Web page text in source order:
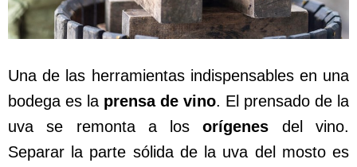
Una de las herramientas indispensables en una
bodega es la prensa de vino. El prensado de la
uva se remonta a losorígenes del vino.
Separar la parte sólida de la uva del mosto es